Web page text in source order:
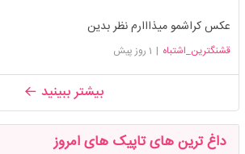
عکس کراشمو میذااارم نظر بدین
قشنگترین_اشتباه | 1 روز پیش
بیشتر ببینید
داغ ترین های تاپیک های امروز